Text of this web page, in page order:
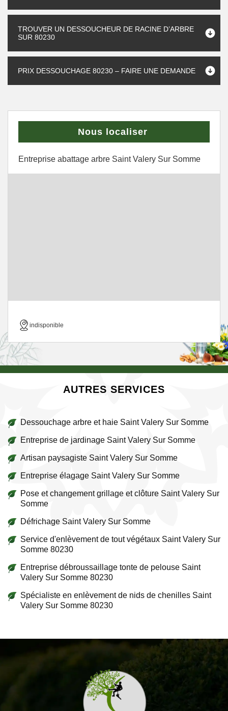
TROUVER UN DESSOUCHEUR DE RACINE D’ARBRE
SUR 80230
PRIX DESSOUCHAGE 80230 – FAIRE UNE DEMANDE
Nous localiser
Entreprise abattage arbre Saint Valery Sur Somme
indisponible
AUTRES SERVICES
Dessouchage arbre et haie Saint Valery Sur Somme
Entreprise de jardinage Saint Valery Sur Somme
Artisan paysagiste Saint Valery Sur Somme
Entreprise élagage Saint Valery Sur Somme
Pose et changement grillage et clôture Saint Valery Sur
Somme
Défrichage Saint Valery Sur Somme
Service d'enlèvement de tout végétaux Saint Valery Sur
Somme 80230
Entreprise débroussaillage tonte de pelouse Saint
Valery Sur Somme 80230
Spécialiste en enlèvement de nids de chenilles Saint
Valery Sur Somme 80230